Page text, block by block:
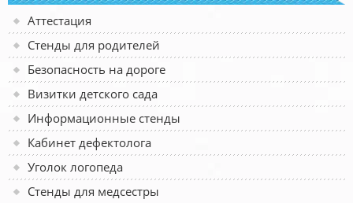
Аттестация
Стенды для родителей
Безопасность на дороге
Визитки детского сада
Информационные стенды
Кабинет дефектолога
Уголок логопеда
Стенды для медсестры